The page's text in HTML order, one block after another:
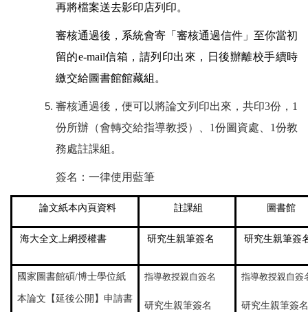
再將檔案送去影印店列印。
審核通過後，系統會寄「審核通過信件」至你當初
留的e-mail信箱，請列印出來，日後辦離校手續時
繳交給圖書館館藏組。
審核通過後，便可以將論文列印出來，共印3份，1
份所辦（會轉交給指導教授）、1份圖資處、1份教
務處註課組。
簽名：一律使用藍筆
論文紙本內頁資料 註課組 圖書館
海大全文上網授權書 研究生親筆簽名 研究生親筆簽
國家圖書館碩/博士學位紙
本論文【延後公開】申請書
指導教授親自簽名
研究生親筆簽名
指導教授親自簽
研究生親筆簽名